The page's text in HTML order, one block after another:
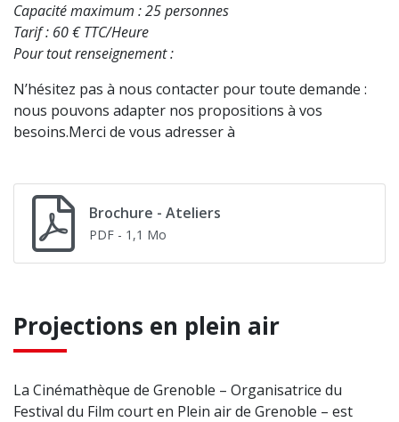
Capacité maximum : 25 personnes
Tarif : 60 € TTC/Heure
Pour tout renseignement :
N’hésitez pas à nous contacter pour toute demande :
nous pouvons adapter nos propositions à vos
besoins.Merci de vous adresser à
Brochure - Ateliers
PDF - 1,1 Mo
Projections en plein air
La Cinémathèque de Grenoble – Organisatrice du
Festival du Film court en Plein air de Grenoble – est